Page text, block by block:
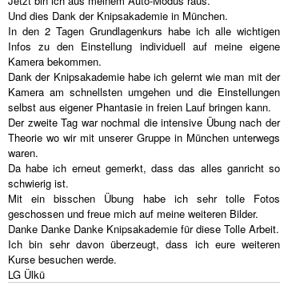
Und dies Dank der Knipsakademie in München.
In den 2 Tagen Grundlagenkurs habe ich alle wichtigen
Infos zu den Einstellung individuell auf meine eigene
Kamera bekommen.
Dank der Knipsakademie habe ich gelernt wie man mit der
Kamera am schnellsten umgehen und die Einstellungen
selbst aus eigener Phantasie in freien Lauf bringen kann.
Der zweite Tag war nochmal die intensive Übung nach der
Theorie wo wir mit unserer Gruppe in München unterwegs
waren.
Da habe ich erneut gemerkt, dass das alles ganricht so
schwierig ist.
Mit ein bisschen Übung habe ich sehr tolle Fotos
geschossen und freue mich auf meine weiteren Bilder.
Danke Danke Danke Knipsakademie für diese Tolle Arbeit.
Ich bin sehr davon überzeugt, dass ich eure weiteren
Kurse besuchen werde.
LG Ülkü